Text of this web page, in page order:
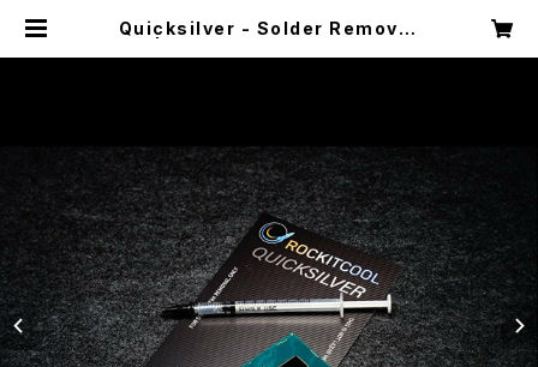
Quicksilver - Solder Remover